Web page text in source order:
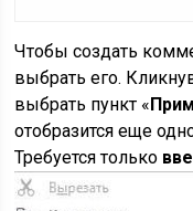
Чтобы создать
выбрать его.
выбрать пункт «
отобразится еще
Требуется только